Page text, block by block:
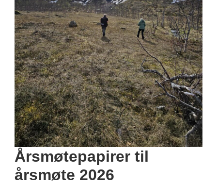
Årsmøtepapirer til
årsmøte 2026